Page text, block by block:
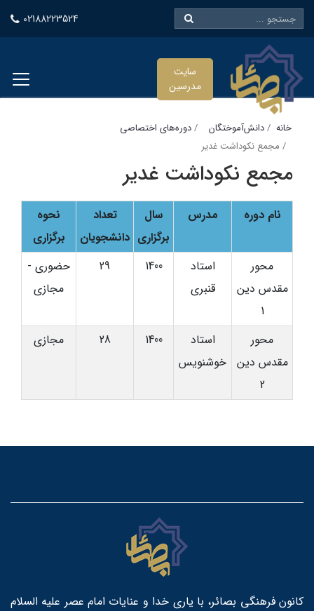
02188223524
سایت
مدرسین
خانه دانش‌آموختگان
دوره‌های اختصاصی
مجمع نکوداشت غدیر
مجمع نکوداشت غدیر
نام دوره مدرس
سال
برگزاری
تعداد
دانشجویان
نحوه
برگزاری
محور
مقدس دین
1
استاد
قنبری
1400
29
حضوری -
مجازی
محور
مقدس دین
2
استاد
خوشنویس
1400
28 مجازی
کانون فرهنگی بصائر، با یاری خدا و عنایات امام عصر علیه السلام